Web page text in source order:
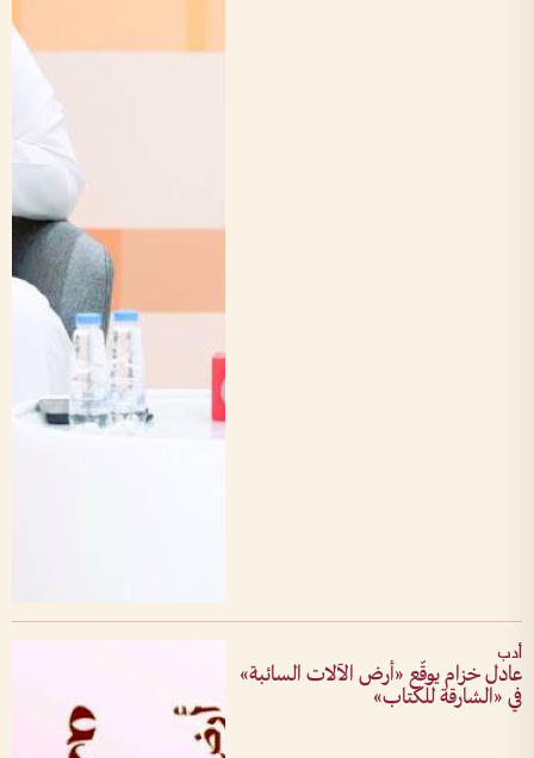
أدب
عادل خزام يوقّع «أرض الآلات السائبة»
في «الشارقة للكتاب»